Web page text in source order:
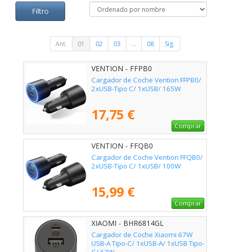
Filtro
Ant. 01 02 03 ... 08 Sig.
VENTION - FFPB0
Cargador de Coche Vention FFPB0/
2xUSB-Tipo C/ 1xUSB/ 165W
17,75 €
Comprar
VENTION - FFQB0
Cargador de Coche Vention FFQB0/
2xUSB-Tipo C/ 1xUSB/ 100W
15,99 €
Comprar
XIAOMI - BHR6814GL
Cargador de Coche Xiaomi 67W
USB-A Tipo-C/ 1xUSB-A/ 1xUSB Tipo-